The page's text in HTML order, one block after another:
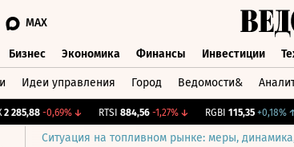
MAX
Бизнес Экономика Финансы Инвестиции
Идеи управления Город Ведомости&
285,88 -0,69%↓ RTSI 884,56 -1,27%↓ RGBI 115,35 +0,18%↑
Ситуация на топливном рынке: меры,